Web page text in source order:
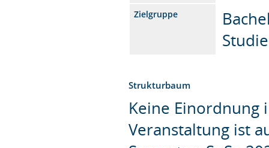
Zielgruppe
Strukturbaum
Keine Einordnung
Veranstaltung ist